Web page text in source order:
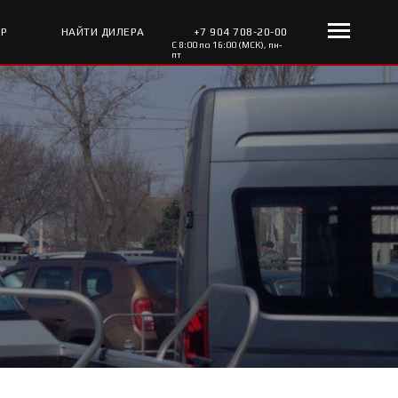
НАЙТИ ДИЛЕРА +7 904 708-20-00
С 8:00 по 16:00 (МСК), пн-
пт